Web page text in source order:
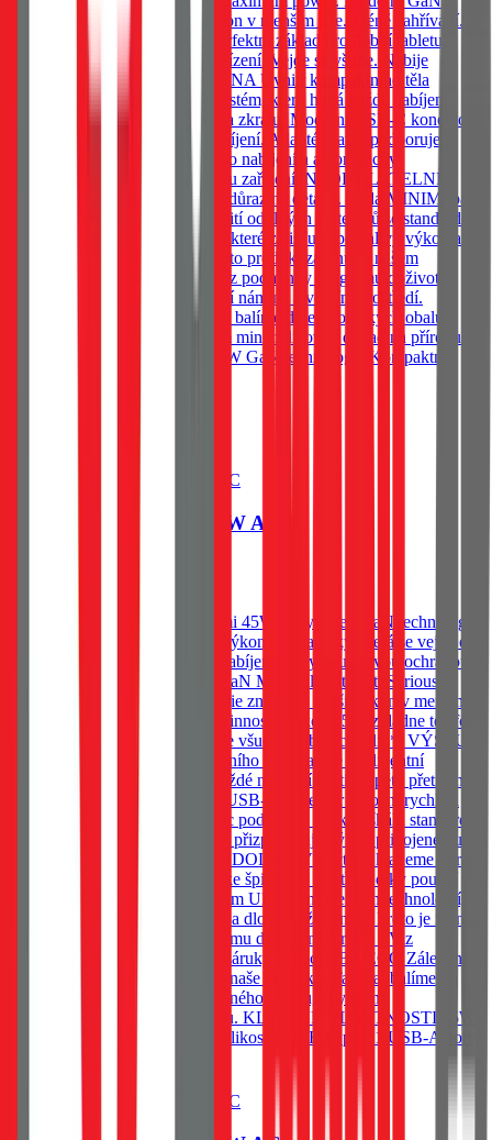
technologie znamená vyšší výkon v menším těle. Méně zahřívání. A
vyšší účinnost. Výkon 30W, perfektní základ pro dobití tabletu,
iPhonu, Androidu i menších zařízení. Vejde se všude. Nabije
cokoliv*. VÝSTUP A OCHRANA Uvnitř kompaktního těla
pracuje inteligentní ochranný systém, který hlídá každé nabíjení
proti přepětí, přetížení, přehřátí a zkratu. Moderní USB-C konektor
umožňuje rychlé a efektivní nabíjení. Adaptér navíc podporuje
širokou škálu standardů rychlého nabíjení a automaticky
přizpůsobuje výkon připojenému zařízení. NEODOLATELNĚ
ODOLNÝ V Tactical klademe důraz na detaily. Řada MINIMI patří
ke špičce ve své třídě díky použití odolných materiálů se standardem
UL94 a moderních technologií, které zajišťují spolehlivý výkon a
dlouhou životnost. Proto je i tento produkt zahrnut v našem
programu doživotní záruky. *Viz podmínky programu doživotní
záruky Tactical. BE ECO Záleží nám na životním prostředí.
Všechny naše produkty Tactical balíme do ekologických obalů z
recyklovaného papíru, abychom minimalizovali dopad na přírodu.
KLÍČOVÉ VLASTNOSTI 30W GaN technologie Kompaktní
Tactical Minimi GaN 45W AC
Kapesní adaptér, Tactical Minimi 45W je vybaven GaN technologií,
která umožňuje dostat brutální výkon do krabičky, která se vejde do
každé kapsy. Vybavena rychlonabíjením, čtyř stupňovou ochranou a
dvěma nabíjecími porty. 45W GaN Minimal footprint. Serious
power. Moderní GaN technologie znamená vyšší výkon v menším
těle. Méně zahřívání. A vyšší účinnost. Výkon 45W zvládne telefon,
tablet i lehký notebook. Vejde se všude. Nabije cokoliv*. VÝSTUP
A OCHRANA Uvnitř kompaktního těla pracuje inteligentní
ochranný systém, který hlídá každé nabíjení proti přepětí, přetížení,
přehřátí a zkratu. 1 USB-A a 1 USB-C konektor umožní rychlé a
efektivní nabíjení. Adaptér navíc podporuje širokou škálu standardů
rychlého nabíjení a automaticky přizpůsobuje výkon připojenému
zařízení. NEODOLATELNĚ ODOLNÝ V Tactical klademe důraz
na detaily. Řada MINIMI patří ke špičce ve své třídě díky použití
odolných materiálů se standardem UL94 a moderních technologií,
které zajišťují spolehlivý výkon a dlouhou životnost. Proto je i tento
produkt zahrnut v našem programu doživotní záruky. *Viz
podmínky programu doživotní záruky Tactical. BE ECO Záleží nám
na životním prostředí. Všechny naše produkty Tactical balíme do
ekologických obalů z recyklovaného papíru, abychom
minimalizovali dopad na přírodu. KLÍČOVÉ VLASTNOSTI 45W
GaN technologie Kompaktní velikost 1 USB-C port 1 USB-A port